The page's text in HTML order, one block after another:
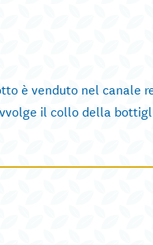
è venduto nel
il collo della